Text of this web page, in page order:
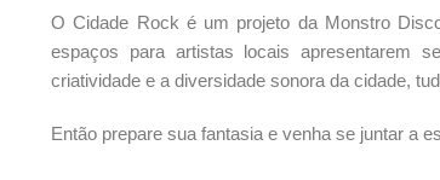
O Cidade Rock é um projeto da Monstro
espaços para artistas locais apresentarem
criatividade e a diversidade sonora da cidade,
Então prepare sua fantasia e venha se juntar a